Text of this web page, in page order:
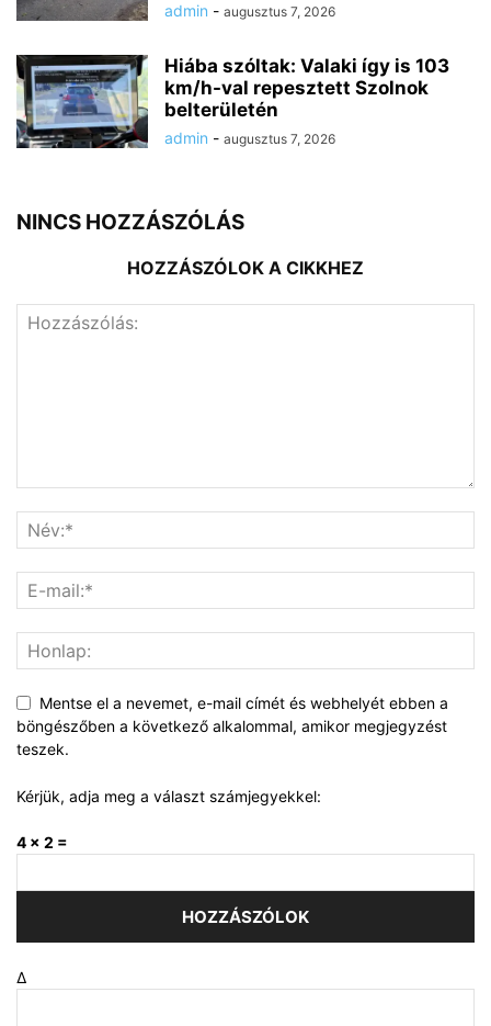
admin - augusztus 7, 2026
Hiába szóltak: Valaki így is 103
km/h-val repesztett Szolnok
belterületén
admin - augusztus 7, 2026
NINCS HOZZÁSZÓLÁS
HOZZÁSZÓLOK A CIKKHEZ
Mentse el a nevemet, e-mail címét és webhelyét ebben a
böngészőben a következő alkalommal, amikor megjegyzést
teszek.
Kérjük, adja meg a választ számjegyekkel:
4 × 2 =
Δ